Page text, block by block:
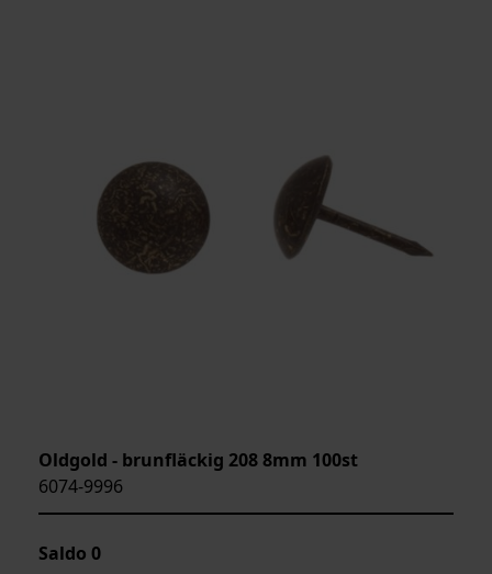
Oldgold - brunfläckig 208 8mm 100st
6074-9996
Saldo 0